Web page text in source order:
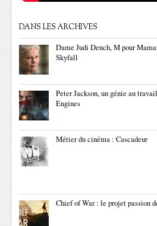
DANS LES ARCHIVES
Dame Judi Dench, M pour
Skyfall
Peter Jackson, un génie au
Engines
Métier du cinéma : Cascadeur
Chief of War : le projet passion